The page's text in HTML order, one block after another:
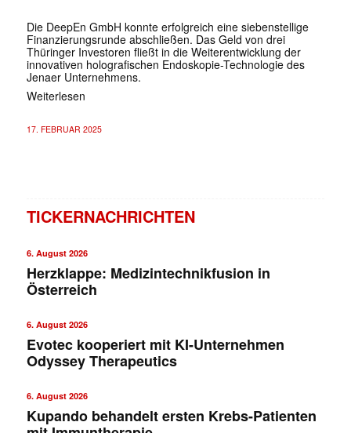
Die DeepEn GmbH konnte erfolgreich eine siebenstellige
Finanzierungsrunde abschließen. Das Geld von drei
Thüringer Investoren fließt in die Weiterentwicklung der
innovativen holografischen Endoskopie-Technologie des
Jenaer Unternehmens.
Weiterlesen
17. FEBRUAR 2025
TICKERNACHRICHTEN
6. August 2026
Herzklappe: Medizintechnikfusion in
Österreich
6. August 2026
Evotec kooperiert mit KI-Unternehmen
Odyssey Therapeutics
6. August 2026
Kupando behandelt ersten Krebs-Patienten